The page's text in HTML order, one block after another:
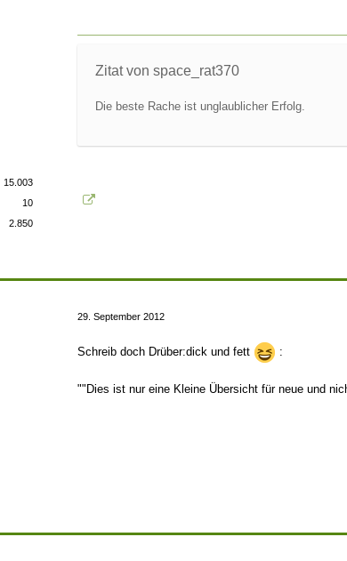
15.003
10
2.850
Zitat von space_rat370
Die beste Rache ist unglaublicher Erfolg.
29. September 2012
Schreib doch Drüber:dick und fett :
""Dies ist nur eine Kleine Übersicht für neue und